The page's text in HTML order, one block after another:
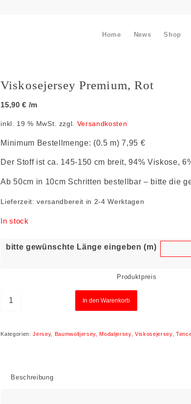
Home News Shop
Viskosejersey Premium, Rot
15,90€ /m
inkl. 19 % MwSt. zzgl. Versandkosten
Minimum Bestellmenge: (0.5 m) 7,95 €
Der Stoff ist ca. 145-150 cm breit, 94% Viskose,
Ab 50cm in 10cm Schritten bestellbar – bitte die
Lieferzeit:versandbereit in 2-4 Werktagen
In stock
bitte gewünschte Länge eingeben (m)
Produktpreis
In den Warenkorb
Kategorien:Jersey, Baumwolljersey, Modaljersey, Viskosejersey,
Beschreibung